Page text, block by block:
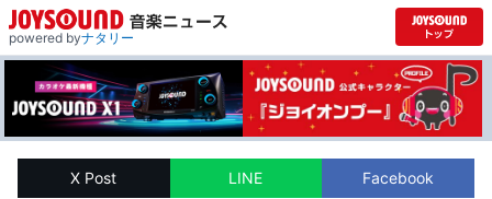
powered byナタリー
X Post LINE Facebook